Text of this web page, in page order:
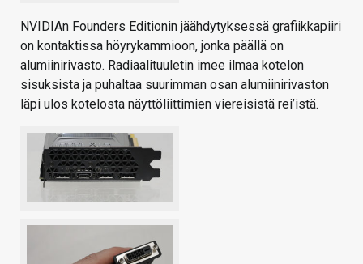
NVIDIAn Founders Editionin jäähdytyksessä grafiikkapiiri
on kontaktissa höyrykammioon, jonka päällä on
alumiinirivasto. Radiaalituuletin imee ilmaa kotelon
sisuksista ja puhaltaa suurimman osan alumiinirivaston
läpi ulos kotelosta näyttöliittimien viereisistä rei’istä.